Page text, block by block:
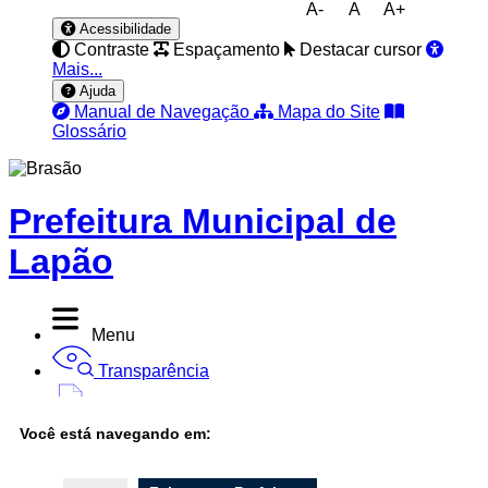
A- A A+
Acessibilidade
Contraste Espaçamento
Destacar cursor
Mais...
Ajuda
Manual de Navegação
Mapa do Site
Glossário
Prefeitura Municipal de
Lapão
Menu
Transparência
Você está navegando em: